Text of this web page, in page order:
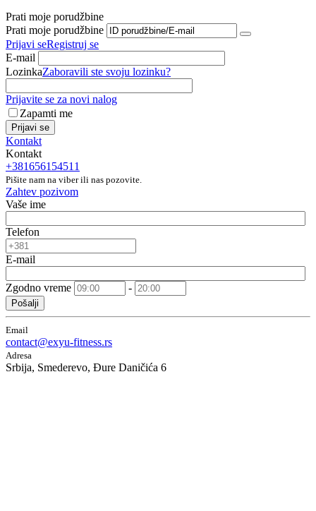
Prati moje porudžbine
Prati moje porudžbine
Prijavi seRegistruj se
E-mail
LozinkaZaboravili ste svoju lozinku?
Prijavite se za novi nalog
Zapamti me
Prijavi se
Kontakt
Kontakt
+381656154511
Pišite nam na viber ili nas pozovite.
Zahtev pozivom
Vaše ime
Telefon
E-mail
Zgodno vreme -
Pošalji
Email
contact@exyu-fitness.rs
Adresa
Srbija, Smederevo, Đure Daničića 6